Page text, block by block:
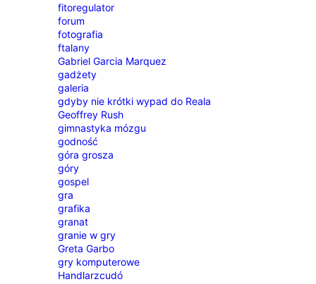
fitoregulator
forum
fotografia
ftalany
Gabriel Garcia Marquez
gadżety
galeria
gdyby nie krótki wypad do Reala
Geoffrey Rush
gimnastyka mózgu
godność
góra grosza
góry
gospel
gra
grafika
granat
granie w gry
Greta Garbo
gry komputerowe
Handlarzcudó